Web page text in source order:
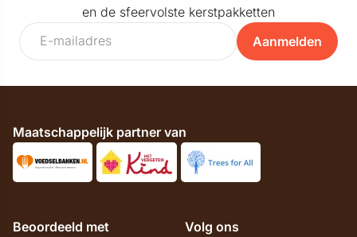
en de sfeervolste kerstpakketten
Aanmelden
Maatschappelijk partner van
Beoordeeld met Volg ons